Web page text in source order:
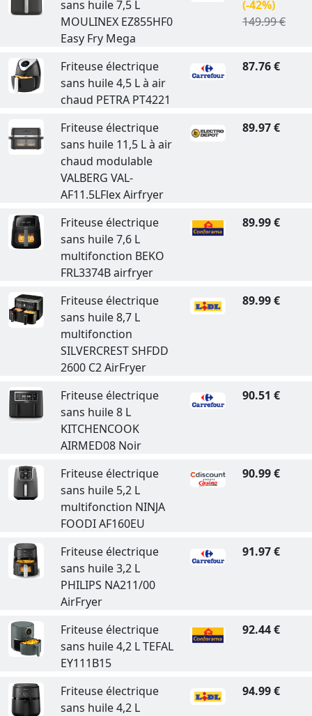
sans huile 7,5 L
MOULINEX EZ855HF0
Easy Fry Mega
(-42%)
149.99 €
Friteuse électrique
sans huile 4,5 L à air
chaud PETRA PT4221
87.76 €
Friteuse électrique
sans huile 11,5 L à air
chaud modulable
VALBERG VAL-
AF11.5LFlex Airfryer
89.97 €
Friteuse électrique
sans huile 7,6 L
multifonction BEKO
FRL3374B airfryer
89.99 €
Friteuse électrique
sans huile 8,7 L
multifonction
SILVERCREST SHFDD
2600 C2 AirFryer
89.99 €
Friteuse électrique
sans huile 8 L
KITCHENCOOK
AIRMED08 Noir
90.51 €
Friteuse électrique
sans huile 5,2 L
multifonction NINJA
FOODI AF160EU
90.99 €
Friteuse électrique
sans huile 3,2 L
PHILIPS NA211/00
AirFryer
91.97 €
Friteuse électrique
sans huile 4,2 L TEFAL
EY111B15
92.44 €
Friteuse électrique
sans huile 4,2 L
94.99 €